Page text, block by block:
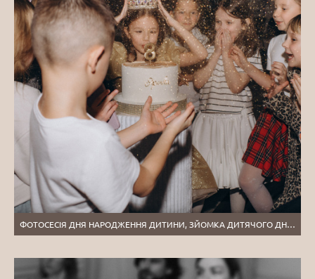
ФОТОСЕСІЯ ДНЯ НАРОДЖЕННЯ ДИТИНИ, ЗЙОМКА ДИТЯЧОГО ДНЯ НАРОДЖЕННЯ, ФОТОСЕСІЯ ДИТЯЧОГО ДНЯ НАРОДЖЕННЯ ТЕРНОПІЛЬ